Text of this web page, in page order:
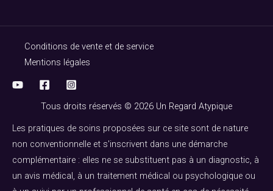
Conditions de vente et de service
Mentions légales
Tous droits réservés © 2026 Un Regard Atypique
Les pratiques de soins proposées sur ce site sont de nature
non conventionnelle et s'inscrivent dans une démarche
complémentaire : elles ne se substituent pas à un diagnostic, à
un avis médical, à un traitement médical ou psychologique ou